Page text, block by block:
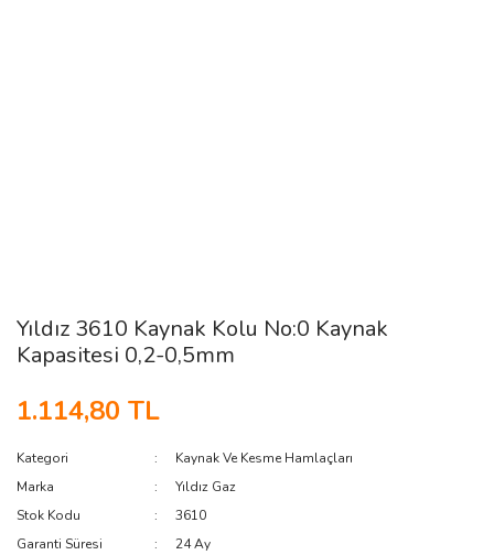
Yıldız 3610 Kaynak Kolu No:0 Kaynak
Kapasitesi 0,2-0,5mm
1.114,80 TL
Kategori
Kaynak Ve Kesme Hamlaçları
Marka
Yıldız Gaz
Stok Kodu
3610
Garanti Süresi
24 Ay